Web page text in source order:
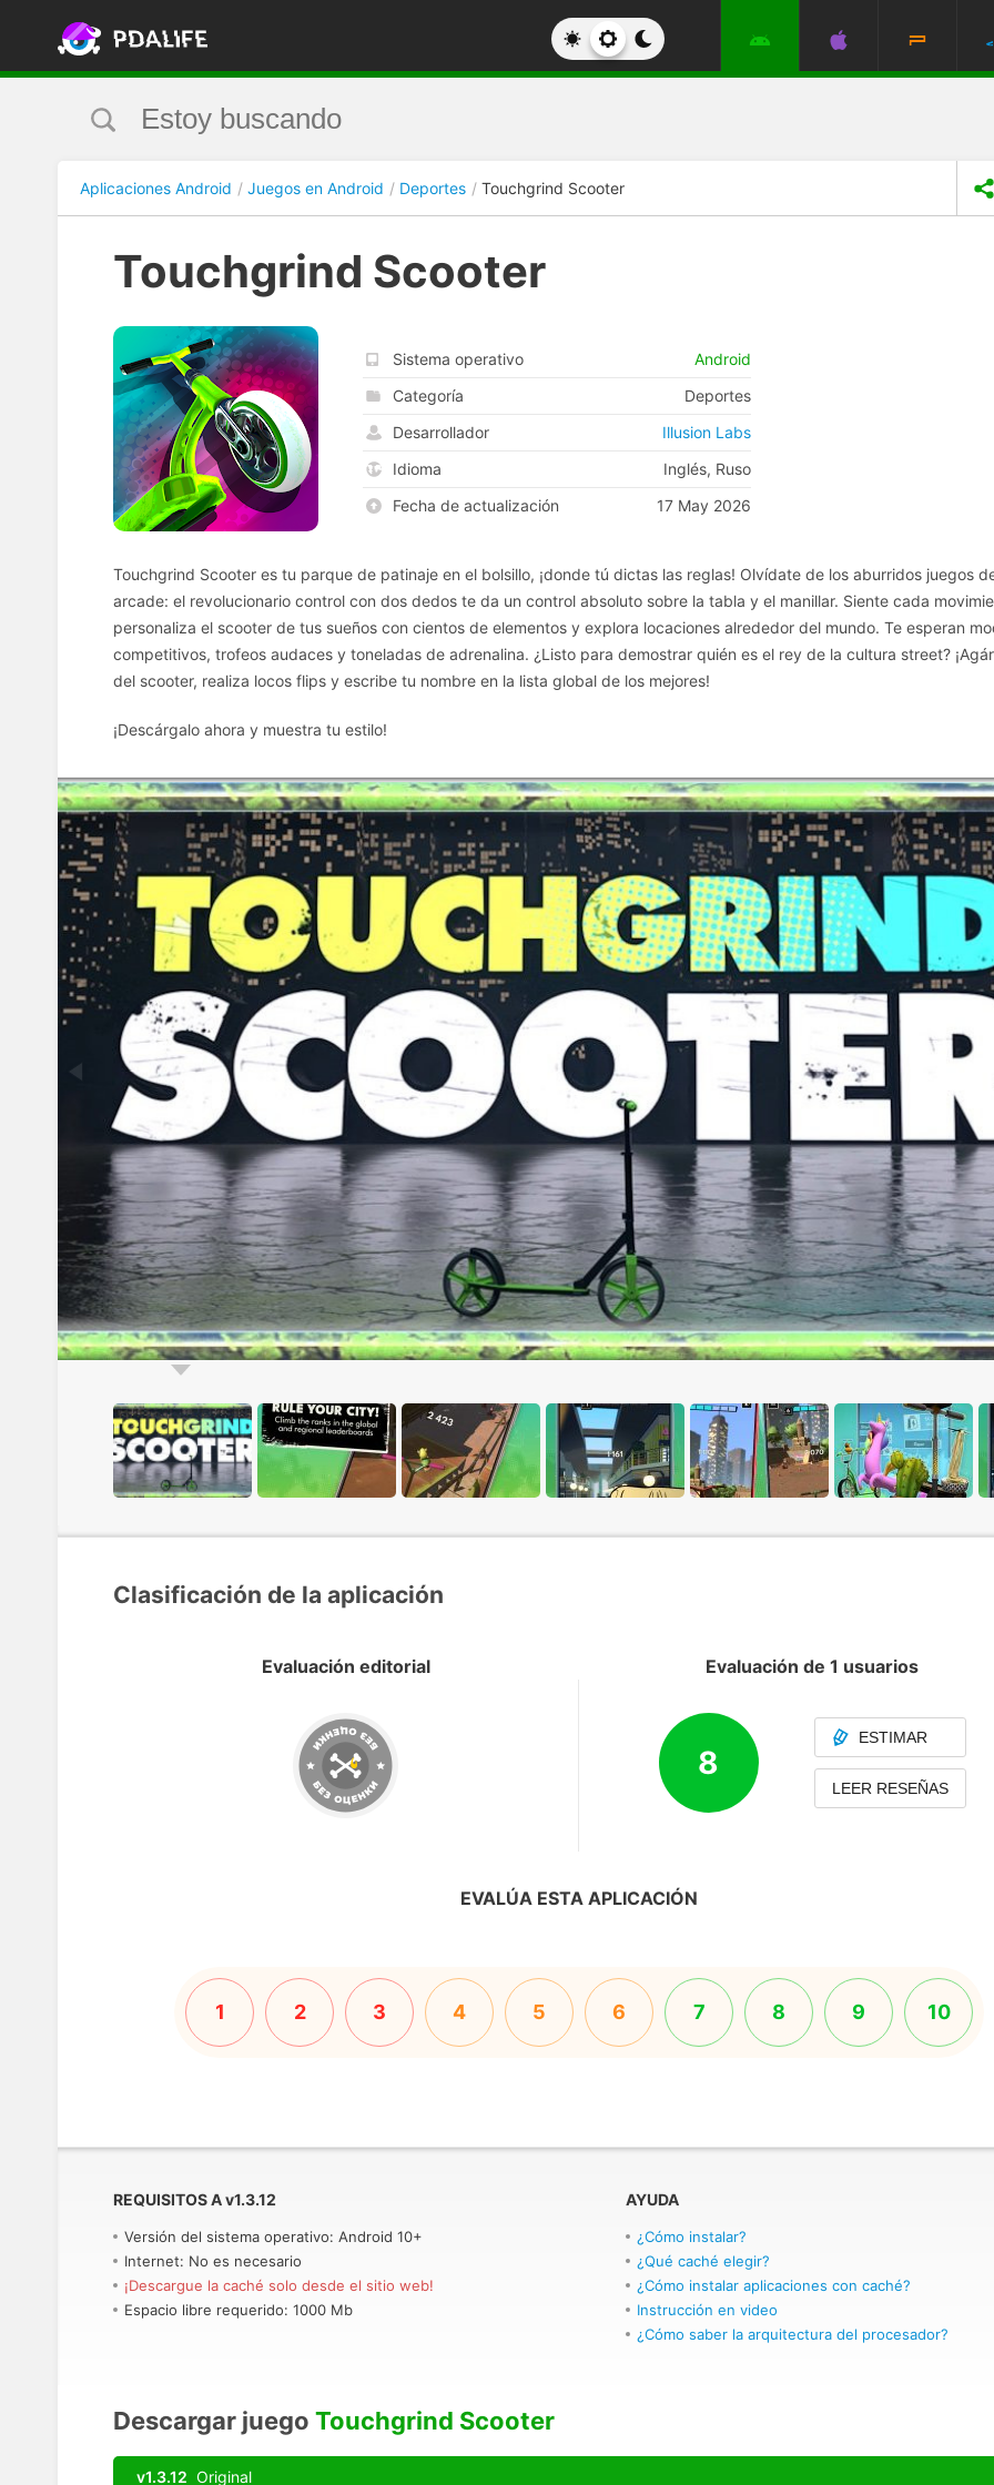
Aplicaciones Android Juegos en Android Deportes Touchgrind Scooter
Touchgrind Scooter
Sistema operativo
Android
Categoría
Deportes
Desarrollador
Illusion Labs
Idioma
Inglés, Ruso
Fecha de actualización
17 May 2026
Touchgrind Scooter es tu parque de patinaje en el bolsillo, ¡donde tú dictas las reglas! Olvídate de los aburridos juegos
arcade: el revolucionario control con dos dedos te da un control absoluto sobre la tabla y el manillar. Siente cada
personaliza el scooter de tus sueños con cientos de elementos y explora locaciones alrededor del mundo. Te esperan
competitivos, trofeos audaces y toneladas de adrenalina. ¿Listo para demostrar quién es el rey de la cultura street?
del scooter, realiza locos flips y escribe tu nombre en la lista global de los mejores!
¡Descárgalo ahora y muestra tu estilo!
Clasificación de la aplicación
Evaluación editorial Evaluación de 1 usuarios
8
ESTIMAR
LEER RESEÑAS
EVALÚA ESTA APLICACIÓN
1 2 3 4 5 6 7 8 9 10
REQUISITOS Av1.3.12
Versión del sistema operativo: Android 10+
Internet: No es necesario
¡Descargue la caché solo desde el sitio web!
Espacio libre requerido: 1000 Mb
AYUDA
¿Cómo instalar?
¿Qué caché elegir?
¿Cómo instalar aplicaciones con caché?
Instrucción en video
¿Cómo saber la arquitectura del procesador?
Descargar juego Touchgrind Scooter
v1.3.12 Original